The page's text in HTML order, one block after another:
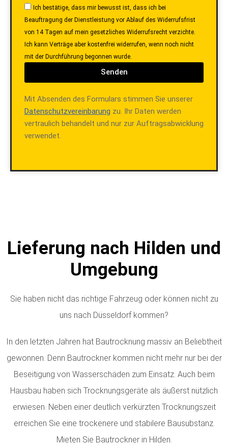
Ich bestätige, dass mir bewusst ist, dass ich bei
Beauftragung der Dienstleistung vor Ablauf des Widerrufsfrist
von 14 Tagen auf mein gesetzliches Widerrufsrecht verzichte.
Ich kann Verträge aber kostenfrei widerrufen, wenn noch nicht
mit der Durchführung begonnen wurde.
Senden
Mit Absenden des Formulars stimmen Sie unserer
Datenschutzvereinbarung zu. Ihr Daten werden
vertraulich behandelt und nur zur Auftragsabwicklung
verwendet.
Lieferung nach Hilden und
Umgebung
Sie haben nicht das richtige Fahrzeug oder können nicht zu
uns nach Düsseldorf kommen?
In den letzten Jahren hat Bautrocknung massiv an Beliebtheit
gewonnen. Denn Bautrockner kommen nicht mehr nur bei der
Beseitigung von Wasserschäden zum Einsatz. Auch beim
Hausbau haben sich Trocknungsgeräte als äußerst nützlich
erwiesen. Neben einer deutlich verkürzten Trocknungszeit
erreichen Sie eine trockenere und stabilere Bausubstanz.
Mieten Sie Bautrockner in Hilden.